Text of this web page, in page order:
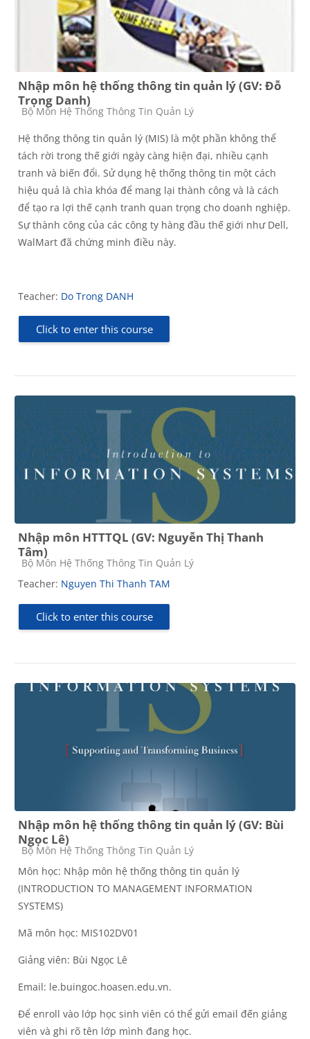
Nhập môn hệ thống thông tin quản lý (GV: Đỗ
Trọng Danh)
Course category
Bộ Môn Hệ Thống Thông Tin Quản Lý
Hệ thống thông tin quản lý (MIS) là một phần không thể
tách rời trong thế giới ngày càng hiện đại, nhiều cạnh
tranh và biến đổi. Sử dụng hệ thống thông tin một cách
hiệu quả là chìa khóa để mang lại thành công và là cách
để tạo ra lợi thế cạnh tranh quan trọng cho doanh nghiệp.
Sự thành công của các công ty hàng đầu thế giới như Dell,
WalMart đã chứng minh điều này.
Teacher: Do Trong DANH
Click to enter this course
Nhập môn HTTTQL (GV: Nguyễn Thị Thanh
Tâm)
Course category
Bộ Môn Hệ Thống Thông Tin Quản Lý
Teacher: Nguyen Thi Thanh TAM
Click to enter this course
Nhập môn hệ thống thông tin quản lý (GV: Bùi
Ngọc Lê)
Course category
Bộ Môn Hệ Thống Thông Tin Quản Lý
Môn học: Nhập môn hệ thống thông tin quản lý
(INTRODUCTION TO MANAGEMENT INFORMATION
SYSTEMS)
Mã môn học: MIS102DV01
Giảng viên: Bùi Ngọc Lê
Email: le.buingoc.hoasen.edu.vn.
Để enroll vào lớp học sinh viên có thể gửi email đến giảng
viên và ghi rõ tên lớp mình đang học.